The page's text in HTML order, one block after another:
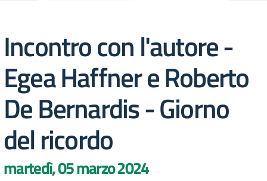
Incontro con l'autore -
Egea Haffner e Roberto
De Bernardis - Giorno
del ricordo
martedì, 05 marzo 2024